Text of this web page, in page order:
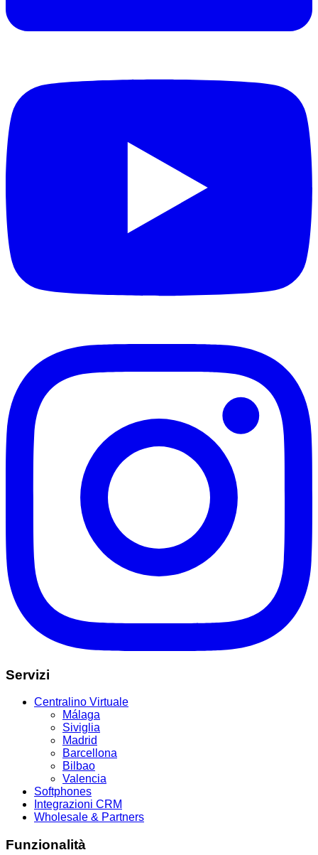
Servizi
Centralino Virtuale
Málaga
Siviglia
Madrid
Barcellona
Bilbao
Valencia
Softphones
Integrazioni CRM
Wholesale & Partners
Funzionalità